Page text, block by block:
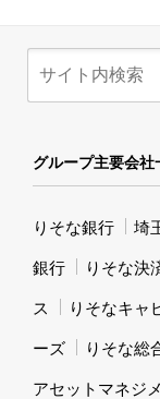
グループ主要会社
りそな銀行 埼
銀行 りそな決
ス りそなキャ
ーズ りそな総
アセットマネジ